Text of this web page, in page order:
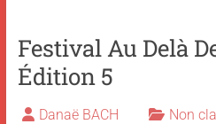
Festival Au Delà
Édition 5
Danaë BACH Non